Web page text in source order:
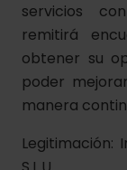
servicios
remitirá
obtener su
poder
manera
Legitimación: